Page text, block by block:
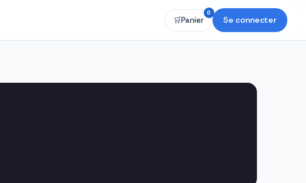
🛒Panier
0
Se connecter